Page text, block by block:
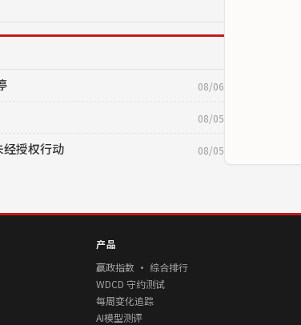
08/06
08/05
授权行动 08/05
产品
赢政指数 · 综合排行
WDCD 守约测试
每周变化追踪
AI模型测评